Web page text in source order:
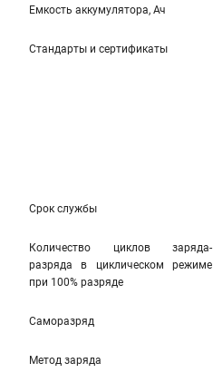
Емкость аккумулятора, Ач
Стандарты и сертификаты
Срок службы
Количество циклов заряда-
разряда в циклическом режиме
при 100% разряде
Саморазряд
Метод заряда